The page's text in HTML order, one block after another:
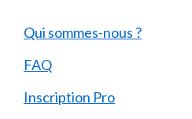
Qui sommes-nous ?
FAQ
Inscription Pro